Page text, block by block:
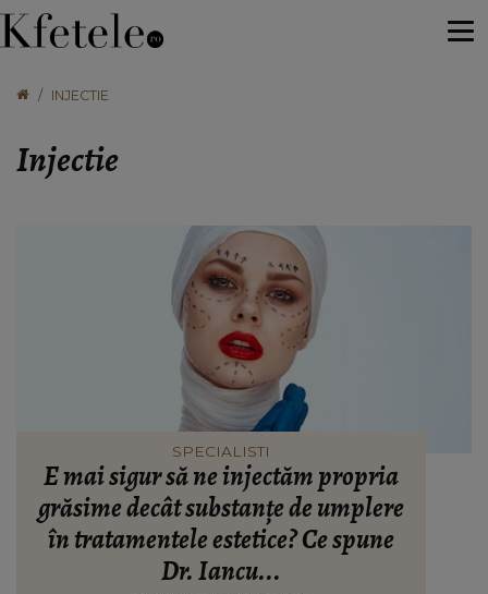
INJECTIE
Injectie
SPECIALISTI
E mai sigur să ne injectăm propria
grăsime decât substanțe de umplere
în tratamentele estetice? Ce spune
Dr. Iancu...